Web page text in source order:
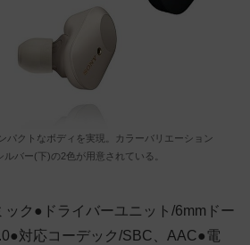
パクトなボディを実現。カラーバリエーション
バー(下)の2色が用意されている。
ク●ドライバーユニット/6mmドー
対応コーデック/SBC、AAC●電